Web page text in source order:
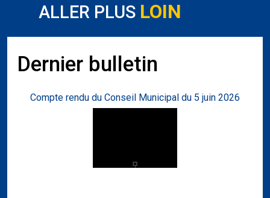
ALLER PLUS LOIN
Dernier bulletin
Compte rendu du Conseil Municipal du 5 juin 2026